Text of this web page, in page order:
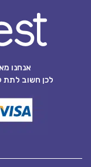
אנחנו
לכן חשוב לתת